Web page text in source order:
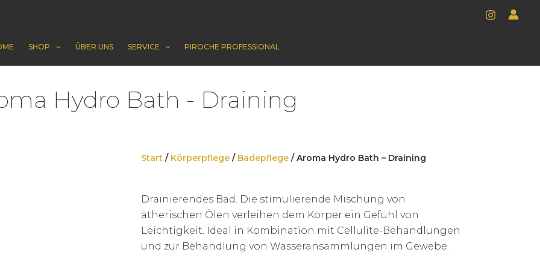
SHOP ÜBER UNS SERVICE PIROCHE PROFESSIONAL
Hydro Bath - Draining
Start / Körperpflege / Badepflege / Aroma Hydro Bath – Draining
Drainierendes Bad. Die stimulierende Mischung von
ätherischen Ölen verleihen dem Körper ein Gefühl von
Leichtigkeit. Ideal in Kombination mit Cellulite-Behandlungen
und zur Behandlung von Wasseransammlungen im Gewebe.